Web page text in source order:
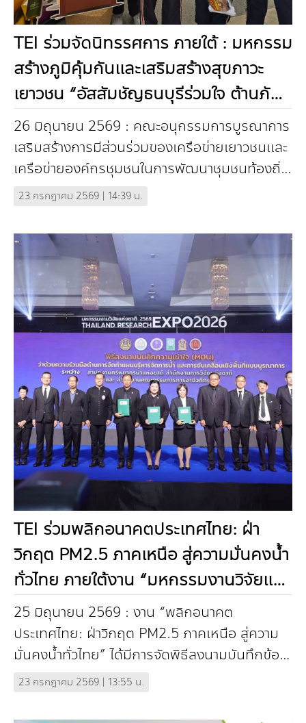
TEI ร่วมจัดนิทรรศการ ภายใต้ : มหกรรม
สร้างภูมิคุ้มกันและเสริมสร้างสุขภาวะ
เยาวชน “อัสสัมชัญธนบุรีร่วมใจ ต้านภัย
ยาเสพติดและลดปัจจัยเสี่ยงทางสังคม”
26 มิถุนายน 2569 : คณะอนุกรรมการบูรณาการ
เสริมสร้างการมีส่วนร่วมของเครือข่ายเยาวชนและ
เครือข่ายองค์กรชุมชนในการพัฒนาชุมชนท้องถิ่น
และสังคมสุขภาวะ กรมพัฒนาสังคมและสวัสดิการ
23 กรกฎาคม 2569 | 14:39 น.
TEI ร่วมพลิกอนาคตประเทศไทย: ฝ่า
วิกฤต PM2.5 ภาคเหนือ สู่ความมั่นคงน้ำ
ทั่วไทย ภายใต้งาน “มหกรรมงานวิจัยแห่ง
ชาติ 2569 (Thailand Research Expo
2026)”
25 มิถุนายน 2569 : งาน “พลิกอนาคต
ประเทศไทย: ฝ่าวิกฤต PM2.5 ภาคเหนือ สู่ความ
มั่นคงน้ำทั่วไทย” ได้มีการจัดพิธีลงนามบันทึกข้อ
ตกลงความร่วมมือ (MOU) "การบูรณา...
23 กรกฎาคม 2569 | 13:55 น.